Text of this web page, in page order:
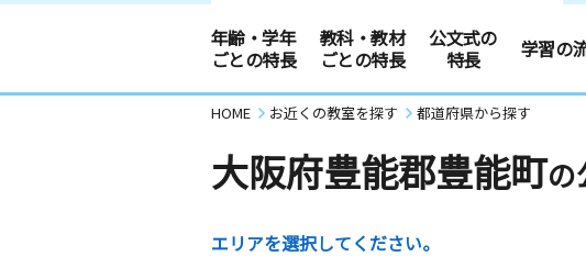
年齢・学年
ごとの特長
教科・教材
ごとの特長
公文式の
特長
学習の
HOME お近くの教室を探す 都道府県から探す
大阪府豊能郡豊能町の
エリアを選択してください。